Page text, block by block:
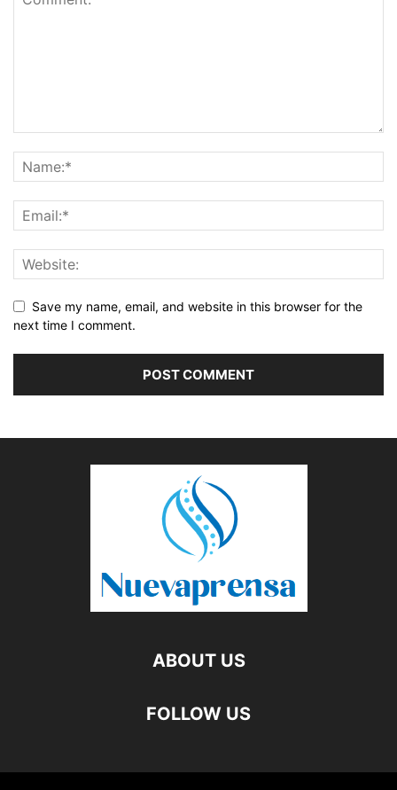
Save my name, email, and website in this browser for the
next time I comment.
ABOUT US
FOLLOW US